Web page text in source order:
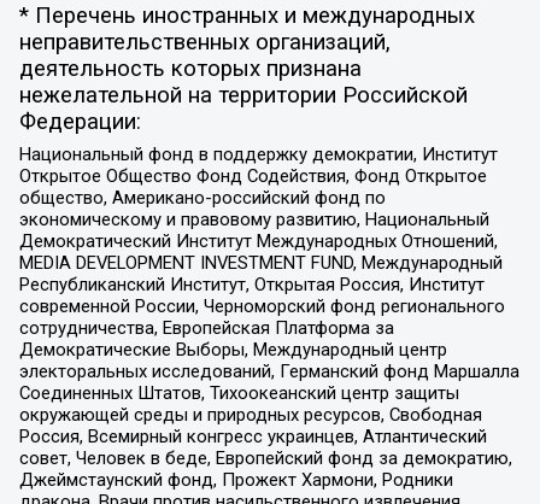
* Перечень иностранных и международных
неправительственных организаций,
деятельность которых признана
нежелательной на территории Российской
Федерации:
Национальный фонд в поддержку демократии, Институт
Открытое Общество Фонд Содействия, Фонд Открытое
общество, Американо-российский фонд по
экономическому и правовому развитию, Национальный
Демократический Институт Международных Отношений,
MEDIA DEVELOPMENT INVESTMENT FUND, Международный
Республиканский Институт, Открытая Россия, Институт
современной России, Черноморский фонд регионального
сотрудничества, Европейская Платформа за
Демократические Выборы, Международный центр
электоральных исследований, Германский фонд Маршалла
Соединенных Штатов, Тихоокеанский центр защиты
окружающей среды и природных ресурсов, Свободная
Россия, Всемирный конгресс украинцев, Атлантический
совет, Человек в беде, Европейский фонд за демократию,
Джеймстаунский фонд, Прожект Хармони, Родники